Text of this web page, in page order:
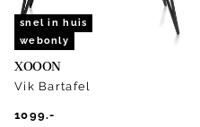
snel in huis
webonly
XOOON
Vik Bartafel
1099.-